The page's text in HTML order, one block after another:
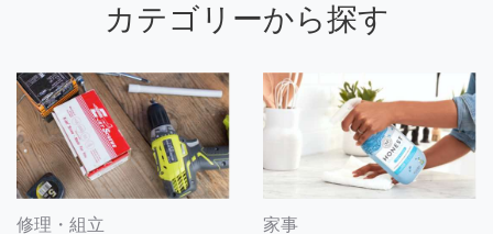
カテゴリーから探す
修理・組立 家事